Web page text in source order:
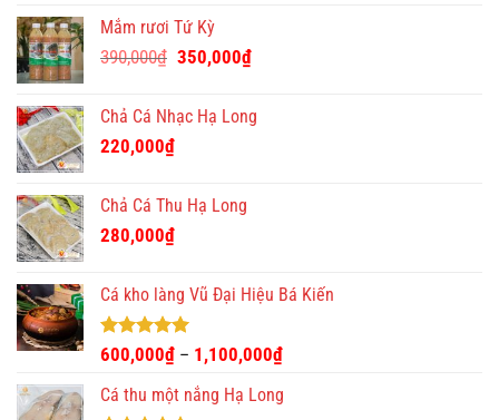
Mắm rươi Tứ Kỳ
390,000₫ Giá
390,000₫.
350,000₫Giá
là:
Chả Cá Nhạc Hạ Long
220,000₫
Chả Cá Thu Hạ Long
280,000₫
Cá kho làng Vũ Đại Hiệu Bá Kiến
Được xếp
hạng
4.93
5 sao
600,000₫ – 1,100,000₫
Cá thu một nắng Hạ Long